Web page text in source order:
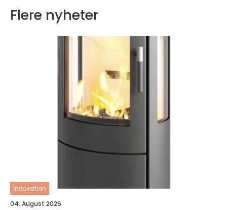
Flere nyheter
inspiration
04. August 2026